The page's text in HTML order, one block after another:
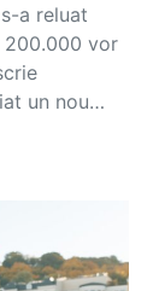
a reluat
200.000 vor
un nou…